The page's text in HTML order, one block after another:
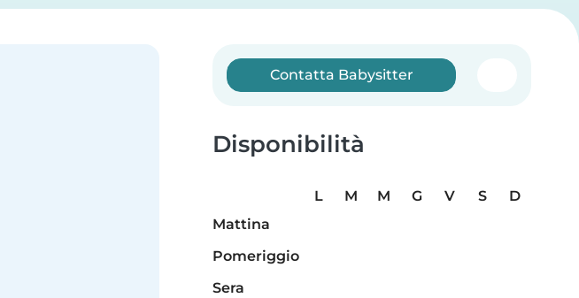
Contatta Babysitter
Disponibilità
L M M G V S
D
Mattina
Pomeriggio
Sera